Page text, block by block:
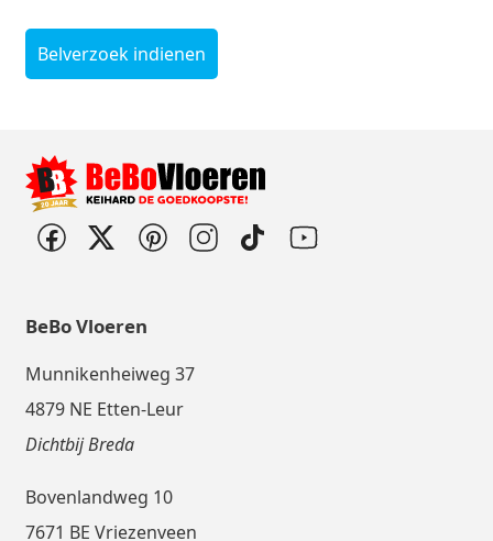
Belverzoek indienen
BeBo Vloeren
Munnikenheiweg 37
4879 NE Etten-Leur
Dichtbij Breda
Bovenlandweg 10
7671 BE Vriezenveen